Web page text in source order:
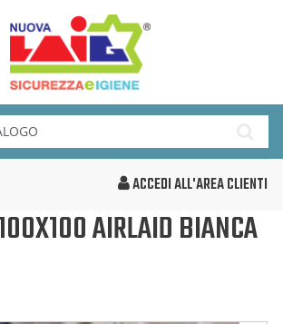
ACCEDI ALL'AREA CLIENTI
AIRLAID BIANCA